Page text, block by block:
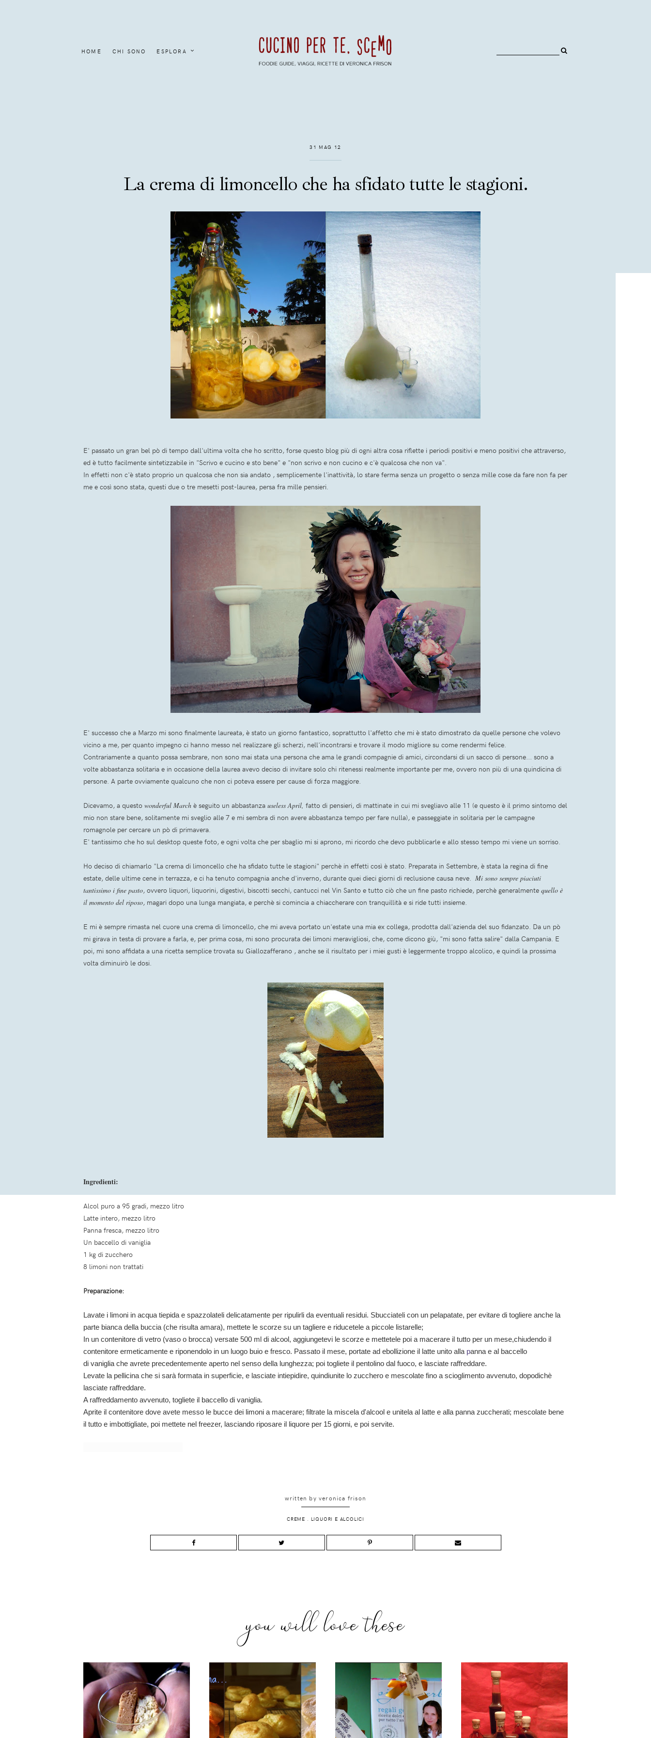
HOME CHI SONO ESPLORA
31 MAG 12
La crema di limoncello che ha sfidato tutte le stagioni.
E' passato un gran bel pò di tempo dall'ultima volta che ho scritto, forse questo blog più di ogni altra cosa riflette i periodi positivi e meno positivi che attraverso,
ed è tutto facilmente sintetizzabile in "Scrivo e cucino e sto bene" e "non scrivo e non cucino e c'è qualcosa che non va".
In effetti non c'è stato proprio un qualcosa che non sia andato , semplicemente l'inattività, lo stare ferma senza un progetto o senza mille cose da fare non fa per
me e così sono stata, questi due o tre mesetti post-laurea, persa fra mille pensieri.
E' successo che a Marzo mi sono finalmente laureata, è stato un giorno fantastico, soprattutto l'affetto che mi è stato dimostrato da quelle persone che volevo
vicino a me, per quanto impegno ci hanno messo nel realizzare gli scherzi, nell'incontrarsi e trovare il modo migliore su come rendermi felice.
Contrariamente a quanto possa sembrare, non sono mai stata una persona che ama le grandi compagnie di amici, circondarsi di un sacco di persone... sono a
volte abbastanza solitaria e in occasione della laurea avevo deciso di invitare solo chi ritenessi realmente importante per me, ovvero non più di una quindicina di
persone. A parte ovviamente qualcuno che non ci poteva essere per cause di forza maggiore.
Dicevamo, a questo wonderful March è seguito un abbastanza useless April, fatto di pensieri, di mattinate in cui mi svegliavo alle 11 (e questo è il primo sintomo del
mio non stare bene, solitamente mi sveglio alle 7 e mi sembra di non avere abbastanza tempo per fare nulla), e passeggiate in solitaria per le campagne
romagnole per cercare un pò di primavera.
E' tantissimo che ho sul desktop queste foto, e ogni volta che per sbaglio mi si aprono, mi ricordo che devo pubblicarle e allo stesso tempo mi viene un sorriso.
Ho deciso di chiamarlo "La crema di limoncello che ha sfidato tutte le stagioni" perchè in effetti così è stato. Preparata in Settembre, è stata la regina di fine
estate, delle ultime cene in terrazza, e ci ha tenuto compagnia anche d'inverno, durante quei dieci giorni di reclusione causa neve. Mi sono sempre piaciuti
tantissimo i fine pasto, ovvero liquori, liquorini, digestivi, biscotti secchi, cantucci nel Vin Santo e tutto ciò che un fine pasto richiede, perchè generalmente quello è
il momento del riposo, magari dopo una lunga mangiata, e perchè si comincia a chiaccherare con tranquillità e si ride tutti insieme.
E mi è sempre rimasta nel cuore una crema di limoncello, che mi aveva portato un'estate una mia ex collega, prodotta dall'azienda del suo fidanzato. Da un pò
mi girava in testa di provare a farla, e, per prima cosa, mi sono procurata dei limoni meravigliosi, che, come dicono giù, "mi sono fatta salire" dalla Campania. E
poi, mi sono affidata a una ricetta semplice trovata su Giallozafferano , anche se il risultato per i miei gusti è leggermente troppo alcolico, e quindi la prossima
volta diminuirò le dosi.
Ingredienti:
Alcol puro a 95 gradi, mezzo litro
Latte intero, mezzo litro
Panna fresca, mezzo litro
Un baccello di vaniglia
1 kg di zucchero
8 limoni non trattati
Preparazione:
Lavate i limoni in acqua tiepida e spazzolateli delicatamente per ripulirli da eventuali residui. Sbucciateli con un pelapatate, per evitare di togliere anche la
parte bianca della buccia (che risulta amara), mettete le scorze su un tagliere e riducetele a piccole listarelle;
In un contenitore di vetro (vaso o brocca) versate 500 ml di alcool, aggiungetevi le scorze e mettetele poi a macerare il tutto per un mese,chiudendo il
contenitore ermeticamente e riponendolo in un luogo buio e fresco. Passato il mese, portate ad ebollizione il latte unito alla panna e al baccello
di vaniglia che avrete precedentemente aperto nel senso della lunghezza; poi togliete il pentolino dal fuoco, e lasciate raffreddare.
Levate la pellicina che si sarà formata in superficie, e lasciate intiepidire, quindiunite lo zucchero e mescolate fino a scioglimento avvenuto, dopodichè
lasciate raffreddare.
A raffreddamento avvenuto, togliete il baccello di vaniglia.
Aprite il contenitore dove avete messo le bucce dei limoni a macerare; filtrate la miscela d'alcool e unitela al latte e alla panna zuccherati; mescolate bene
il tutto e imbottigliate, poi mettete nel freezer, lasciando riposare il liquore per 15 giorni, e poi servite.
written byveronica frison
CREME . LIQUORI E ALCOLICI
you will love these